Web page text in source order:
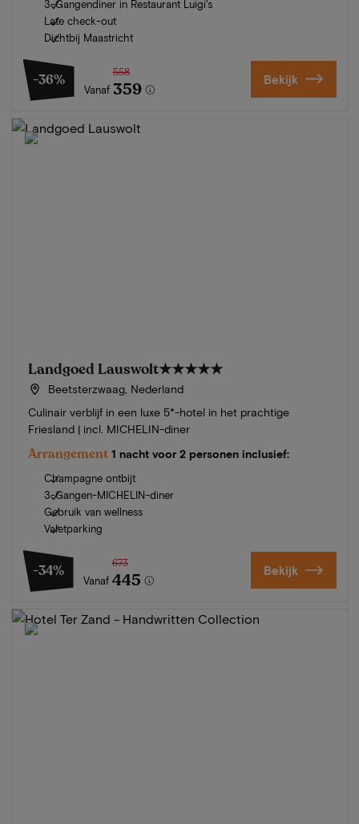
3-Gangendiner in Restaurant Luigi's
Late check-out
Dichtbij Maastricht
-36%
Vanaf
558
359 Bekijk
Landgoed Lauswolt★★★★★
Beetsterzwaag, Nederland
Culinair verblijf in een luxe 5*-hotel in het prachtige
Friesland | incl. MICHELIN-diner
Arrangement 1 nacht voor 2 personen inclusief:
Champagne ontbijt
3-Gangen-MICHELIN-diner
Gebruik van wellness
Valetparking
-34%
Vanaf
673
445 Bekijk